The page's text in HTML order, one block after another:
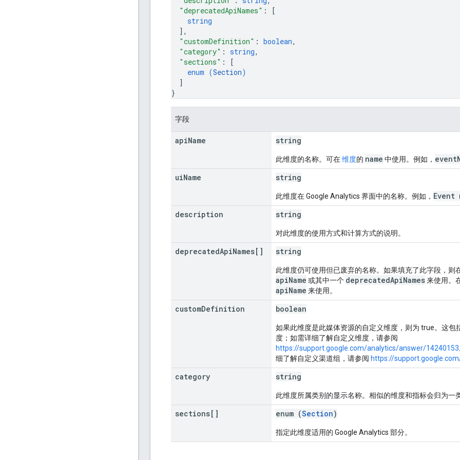
"deprecatedApiNames" :
[
string
] ,
"customDefinition" : boolean,
"category" : string,
"sections" :
[
enum (Section)
]
}
字段
apiName string
此维度的名称。可在维度的 name 中使用。例如，
uiName string
此维度在 Google Analytics 界面中的名称。例如， Event
description string
对此维度的使用方式和计算方式的说明。
deprecatedApiNames[] string
此维度仍可使用但已废弃的名称。如果填充了此字段，则
apiName 或其中一个 deprecatedApiNames来使用。
apiName 来使用。
customDefinition boolean
如果此维度是此媒体资源的自定义维度，则为 true。这包
度；如需详细了解自定义维度，请参阅
https://support.google.com/analytics/answer/14240153
细了解自定义渠道组，请参阅 https://
category string
此维度所属类别的显示名称。相似的维度和指标会归为一类
sections[] enum (Section)
指定此维度适用的 Google Analytics 部分。